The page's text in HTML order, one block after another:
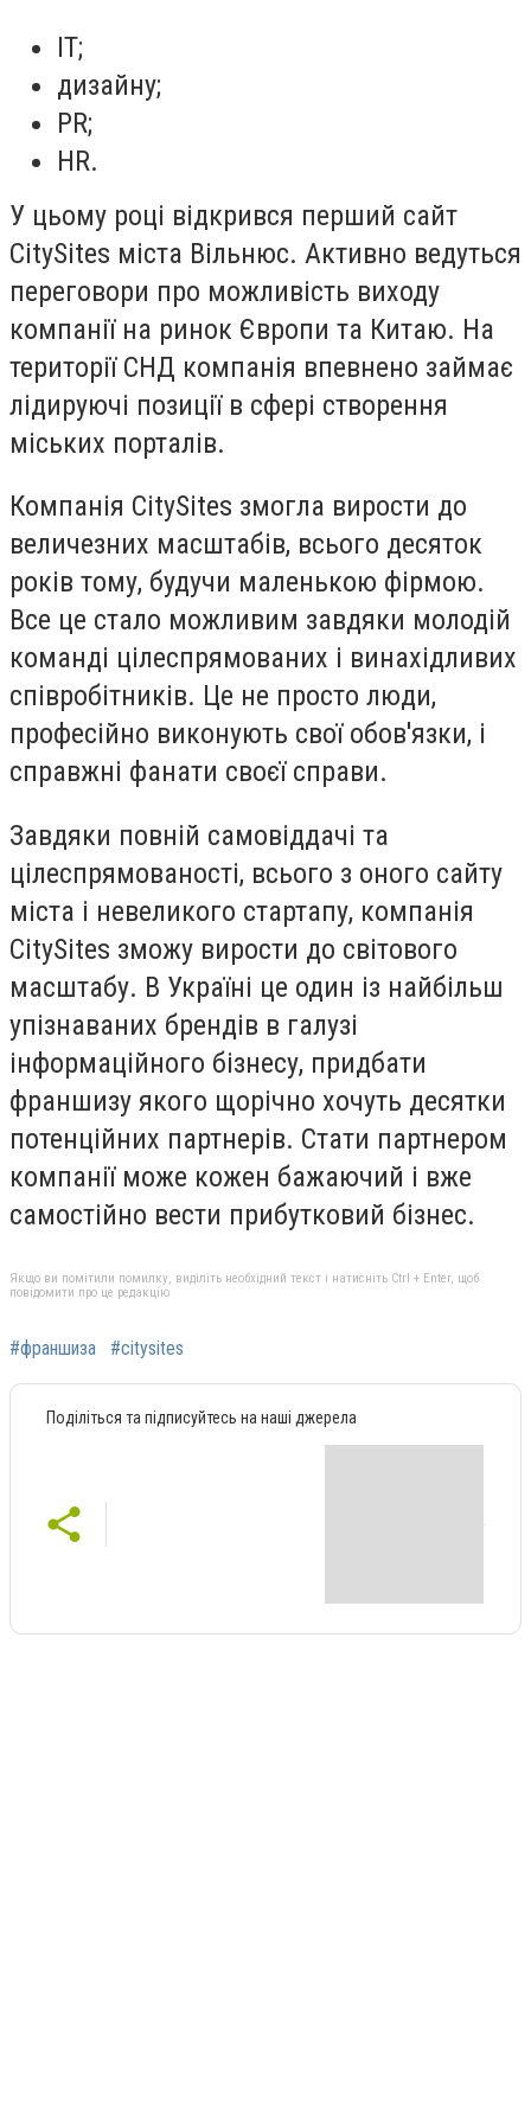
IT;
дизайну;
PR;
HR.
У цьому році відкрився перший сайт
CitySites міста Вільнюс. Активно ведуться
переговори про можливість виходу
компанії на ринок Європи та Китаю. На
території СНД компанія впевнено займає
лідируючі позиції в сфері створення
міських порталів.
Компанія CitySites змогла вирости до
величезних масштабів, всього десяток
років тому, будучи маленькою фірмою.
Все це стало можливим завдяки молодій
команді цілеспрямованих і винахідливих
співробітників. Це не просто люди,
професійно виконують свої обов'язки, і
справжні фанати своєї справи.
Завдяки повній самовіддачі та
цілеспрямованості, всього з оного сайту
міста і невеликого стартапу, компанія
CitySites зможу вирости до світового
масштабу. В Україні це один із найбільш
упізнаваних брендів в галузі
інформаційного бізнесу, придбати
франшизу якого щорічно хочуть десятки
потенційних партнерів. Стати партнером
компанії може кожен бажаючий і вже
самостійно вести прибутковий бізнес.
Якщо ви помітили помилку, виділіть необхідний текст і натисніть Ctrl + Enter, щоб
повідомити про це редакцію
#франшиза #citysites
Поділіться та підписуйтесь на наші джерела